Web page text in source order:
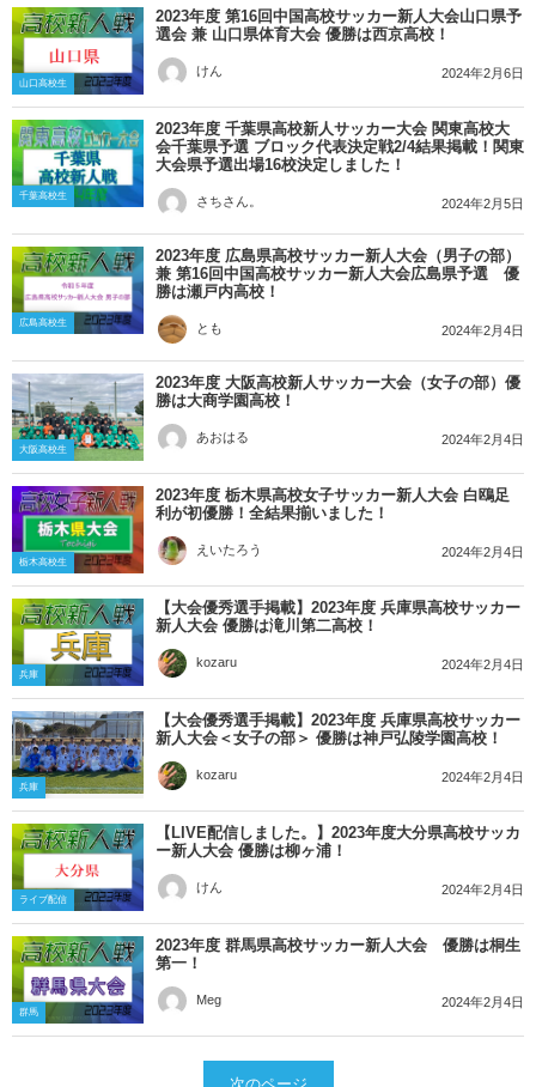
山口高校生
2023年度 第16回中国高校サッカー新人大会山口県予
選会 兼 山口県体育大会 優勝は西京高校！
けん 2024年2月6日
千葉高校生
2023年度 千葉県高校新人サッカー大会 関東高校大
会千葉県予選 ブロック代表決定戦2/4結果掲載！関東
大会県予選出場16校決定しました！
さちさん。 2024年2月5日
広島高校生
2023年度 広島県高校サッカー新人大会（男子の部）
兼 第16回中国高校サッカー新人大会広島県予選 優
勝は瀬戸内高校！
とも 2024年2月4日
大阪高校生
2023年度 大阪高校新人サッカー大会（女子の部）優
勝は大商学園高校！
あおはる 2024年2月4日
栃木高校生
2023年度 栃木県高校女子サッカー新人大会 白鴎足
利が初優勝！全結果揃いました！
えいたろう 2024年2月4日
兵庫
【大会優秀選手掲載】2023年度 兵庫県高校サッカー
新人大会 優勝は滝川第二高校！
kozaru 2024年2月4日
兵庫
【大会優秀選手掲載】2023年度 兵庫県高校サッカー
新人大会＜女子の部＞ 優勝は神戸弘陵学園高校！
kozaru 2024年2月4日
ライブ配信
【LIVE配信しました。】2023年度大分県高校サッカ
ー新人大会 優勝は柳ヶ浦！
けん 2024年2月4日
群馬
2023年度 群馬県高校サッカー新人大会 優勝は桐生
第一！
Meg 2024年2月4日